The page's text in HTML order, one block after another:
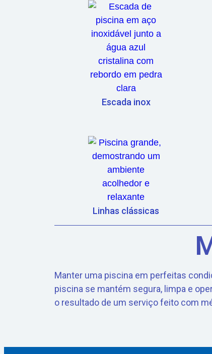
Escada inox
Linhas clássicas
Manter uma piscina em perfeitas
piscina se mantém segura, limpa e
o resultado de um serviço feito com